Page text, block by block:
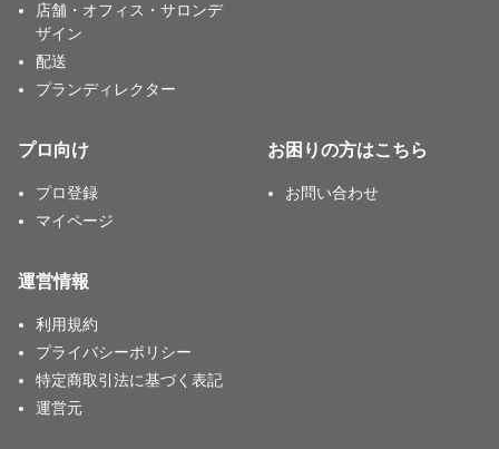
店舗・オフィス・サロンデ
ザイン
配送
プランディレクター
プロ向け
プロ登録
マイページ
お困りの方はこちら
お問い合わせ
運営情報
利用規約
プライバシーポリシー
特定商取引法に基づく表記
運営元